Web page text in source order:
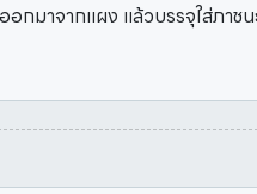
มาจากแผง แล้วบรรจุใส่ภาชน